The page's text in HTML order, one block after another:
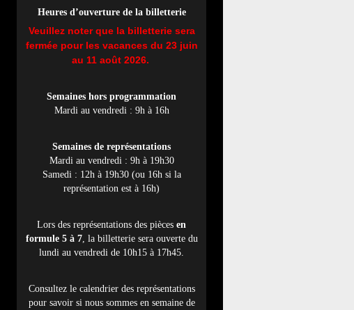
Heures d’ouverture de la billetterie
Veuillez noter que la billetterie sera
fermée pour les vacances du 23 juin
au 11 août 2026.
Semaines hors programmation
Mardi au vendredi : 9h à 16h
Semaines de représentations
Mardi au vendredi : 9h à 19h30
Samedi : 12h à 19h30 (ou 16h si la
représentation est à 16h)
Lors des représentations des pièces en
formule 5 à 7, la billetterie sera ouverte du
lundi au vendredi de 10h15 à 17h45.
Consultez le calendrier des représentations
pour savoir si nous sommes en semaine de